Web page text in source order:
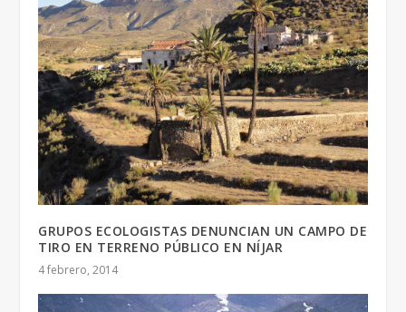
GRUPOS ECOLOGISTAS DENUNCIAN UN CAMPO DE
TIRO EN TERRENO PÚBLICO EN NÍJAR
4 febrero, 2014